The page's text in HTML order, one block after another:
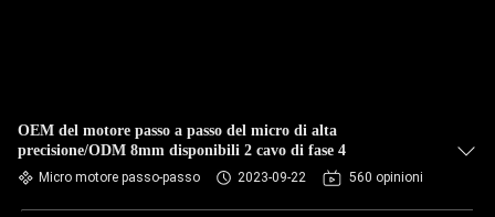
OEM del motore passo a passo del micro di alta
precisione/ODM 8mm disponibili 2 cavo di fase 4
Micro motore passo-passo 2023-09-22 560 opinioni